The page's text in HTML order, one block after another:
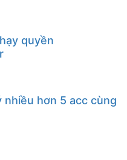
quyền
nhiều hơn 5 acc cùng